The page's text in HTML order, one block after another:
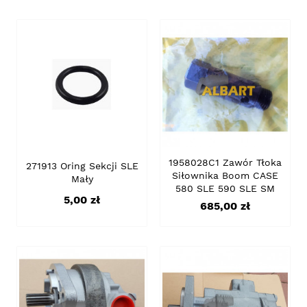
271913 Oring Sekcji SLE
Mały
Cena
5,00 zł
1958028C1 Zawór Tłoka
Siłownika Boom CASE
580 SLE 590 SLE SM
Cena
685,00 zł